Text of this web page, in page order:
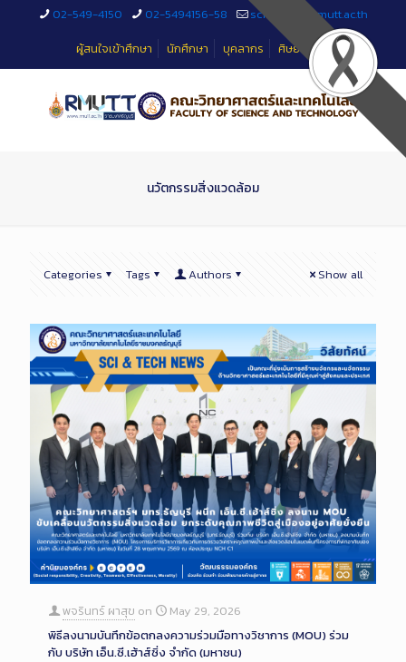
02-549-4150 02-5494156-58
sciteched@rmutt.ac.th
ผู้สนใจเข้าศึกษา
นักศึกษา บุคลากร ศิษย์เก่า
นวัตกรรมสิ่งแวดล้อม
Categories Tags Authors Show all
พจรินทร์ ผาสุข on
May 29, 2026
พิธีลงนามบันทึกข้อตกลงความร่วมมือทางวิชาการ (MOU) ร่วม
กับ บริษัท เอ็น.ซี.เฮ้าส์ซิ่ง จำกัด (มหาชน)